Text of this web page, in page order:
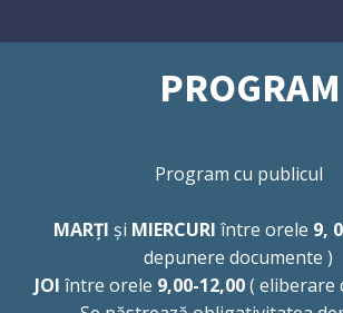
PROGRAM
Program cu publicul
MARȚI și MIERCURI între orele 9,
depunere documente )
JOI între orele 9,00-12,00( eliberare